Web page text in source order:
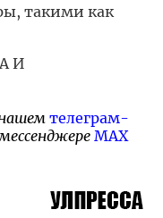
такими как
И
телеграм-
MAX